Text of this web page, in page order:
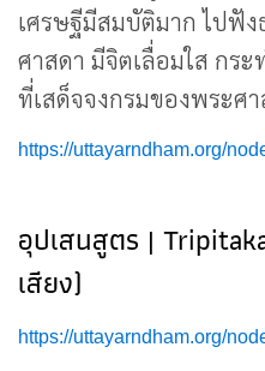
เศรษฐีมีสมบัติมาก ไปฟั
ศาสดา มีจิตเลื่อมใส กร
ที่เสด็จจงกรมของพระศ
https://uttayarndham.org/
อุปเสนสูตร |
เสียง)
https://uttayarndham.org/